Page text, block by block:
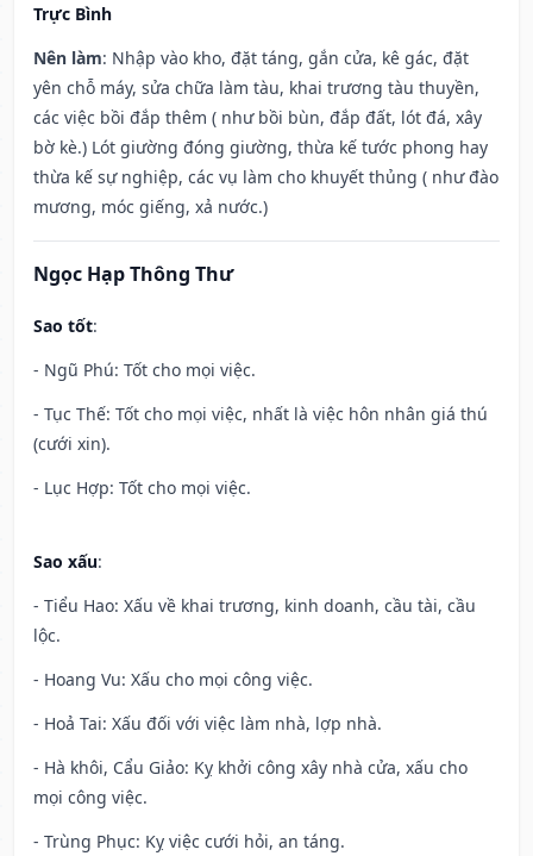
Trực Bình
Nên làm: Nhập vào kho, đặt táng, gắn cửa, kê gác, đặt
yên chỗ máy, sửa chữa làm tàu, khai trương tàu thuyền,
các việc bồi đắp thêm ( như bồi bùn, đắp đất, lót đá, xây
bờ kè.) Lót giường đóng giường, thừa kế tước phong hay
thừa kế sự nghiệp, các vụ làm cho khuyết thủng ( như đào
mương, móc giếng, xả nước.)
Ngọc Hạp Thông Thư
Sao tốt:
- Ngũ Phú: Tốt cho mọi việc.
- Tục Thế: Tốt cho mọi việc, nhất là việc hôn nhân giá thú
(cưới xin).
- Lục Hợp: Tốt cho mọi việc.
Sao xấu:
- Tiểu Hao: Xấu về khai trương, kinh doanh, cầu tài, cầu
lộc.
- Hoang Vu: Xấu cho mọi công việc.
- Hoả Tai: Xấu đối với việc làm nhà, lợp nhà.
- Hà khôi, Cẩu Giảo: Kỵ khởi công xây nhà cửa, xấu cho
mọi công việc.
- Trùng Phục: Kỵ việc cưới hỏi, an táng.